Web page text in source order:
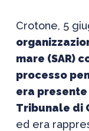
Crotone, 5
mare (SAR)
processo
era
Tribunale di
ed era